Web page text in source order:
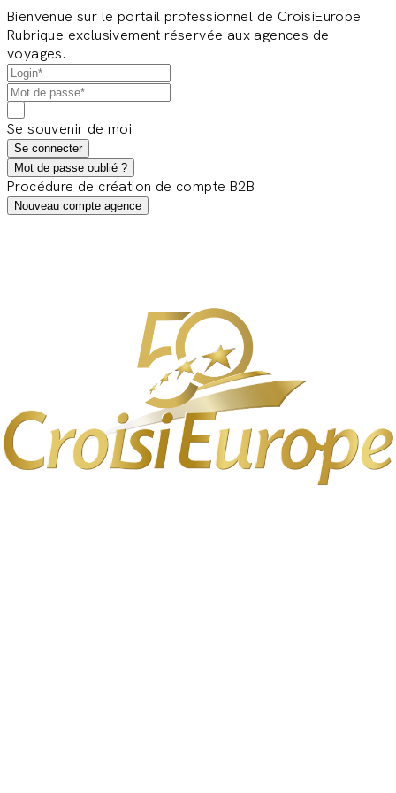
Bienvenue sur le portail professionnel de CroisiEurope
Rubrique exclusivement réservée aux agences de
voyages.
Se souvenir de moi
Se connecter
Mot de passe oublié ?
Procédure de création de compte B2B
Nouveau compte agence